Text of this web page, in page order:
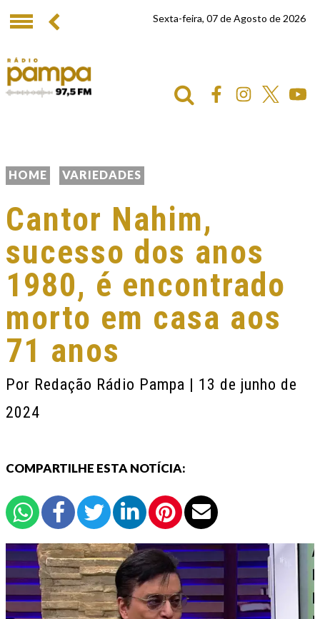
Sexta-feira, 07 de Agosto de 2026
HOME VARIEDADES
Cantor Nahim,
sucesso dos anos
1980, é encontrado
morto em casa aos
71 anos
Por Redação Rádio Pampa | 13 de junho de
2024
COMPARTILHE ESTA NOTÍCIA: